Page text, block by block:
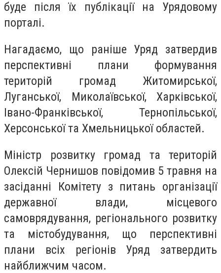
буде після їх публікації на Урядовому
порталі.
Нагадаємо, що раніше Уряд затвердив
перспективні плани формування
територій громад Житомирської,
Луганської, Миколаївської, Харківської,
Івано-Франківської, Тернопільської,
Херсонської та Хмельницької областей.
Міністр розвитку громад та територій
Олексій Чернишов повідомив 5 травня на
засіданні Комітету з питань організації
державної влади, місцевого
самоврядування, регіонального розвитку
та містобудування, що перспективні
плани всіх регіонів Уряд затвердить
найближчим часом.